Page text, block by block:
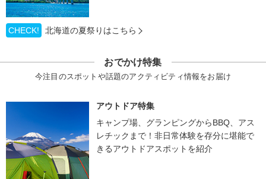
CHECK! 北海道の夏祭りはこちら
おでかけ特集
今注目のスポットや話題のアクティビティ情報をお届け
アウトドア特集
キャンプ場、グランピングからBBQ、アス
レチックまで！非日常体験を存分に堪能で
きるアウトドアスポットを紹介